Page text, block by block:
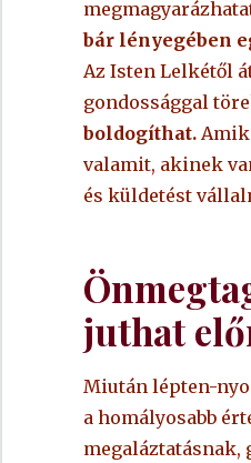
bár lényegében
Az Isten Lelkétől
gondossággal
boldogíthat.
valamit, akinek
és küldetést
juthat
Miután lépten-
a homályosabb
megaláztatásnak,